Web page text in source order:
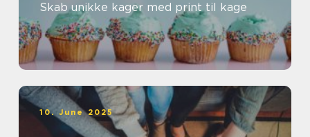
Skab unikke kager med print til kage
10. June 2025